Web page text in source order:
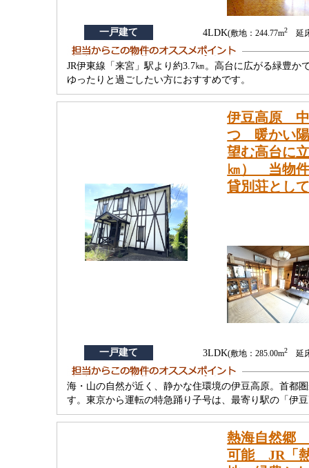
一戸建て 4LDK(敷地：244.77m2延床
JR伊東線「来宮」駅より約3.7㎞。高台に広がる緑豊
ゆったりと過ごしたい方におすすめです。
伊豆高原
つ 暖かい
望む高台に
㎞） 当物
貸別荘とし
一戸建て 3LDK(敷地：285.00m2 延
海・山の自然が近く、静かな住環境の伊豆高原。首都
す。東京から運転の特急踊り子号は、最寄り駅の「伊
熱海自然郷
可能 JR「